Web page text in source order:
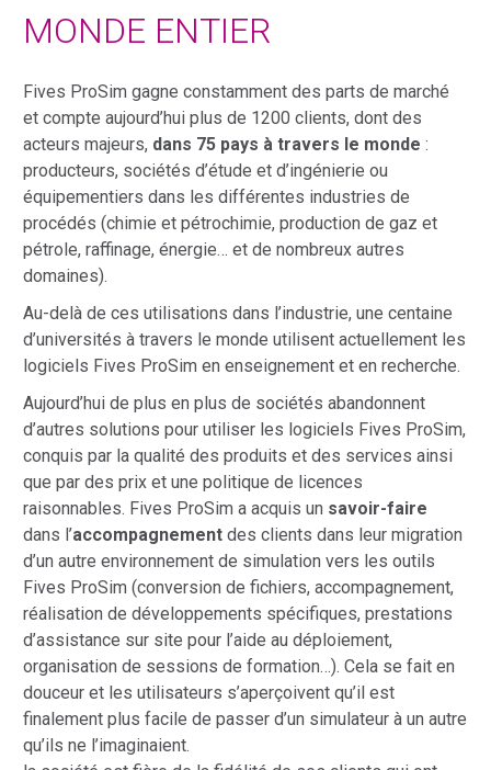
MONDE ENTIER
Fives ProSim gagne constamment des parts de marché
et compte aujourd’hui plus de 1200 clients, dont des
acteurs majeurs, dans 75 pays à travers le monde :
producteurs, sociétés d’étude et d’ingénierie ou
équipementiers dans les différentes industries de
procédés (chimie et pétrochimie, production de gaz et
pétrole, raffinage, énergie… et de nombreux autres
domaines).
Au-delà de ces utilisations dans l’industrie, une centaine
d’universités à travers le monde utilisent actuellement les
logiciels Fives ProSim en enseignement et en recherche.
Aujourd’hui de plus en plus de sociétés abandonnent
d’autres solutions pour utiliser les logiciels Fives ProSim,
conquis par la qualité des produits et des services ainsi
que par des prix et une politique de licences
raisonnables. Fives ProSim a acquis un savoir-faire
dans l’accompagnement des clients dans leur migration
d’un autre environnement de simulation vers les outils
Fives ProSim (conversion de fichiers, accompagnement,
réalisation de développements spécifiques, prestations
d’assistance sur site pour l’aide au déploiement,
organisation de sessions de formation…). Cela se fait en
douceur et les utilisateurs s’aperçoivent qu’il est
finalement plus facile de passer d’un simulateur à un autre
qu’ils ne l’imaginaient.